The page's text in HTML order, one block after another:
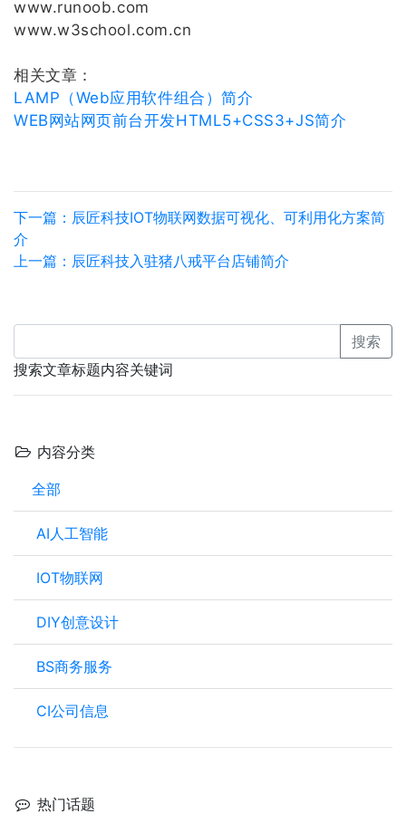
www.runoob.com
www.w3school.com.cn
相关文章：
LAMP（Web应用软件组合）简介
WEB网站网页前台开发HTML5+CSS3+JS简介
下一篇：辰匠科技IOT物联网数据可视化、可利用化方案简
介
上一篇：辰匠科技入驻猪八戒平台店铺简介
搜索
搜索文章标题内容关键词
内容分类
全部
AI人工智能
IOT物联网
DIY创意设计
BS商务服务
CI公司信息
热门话题